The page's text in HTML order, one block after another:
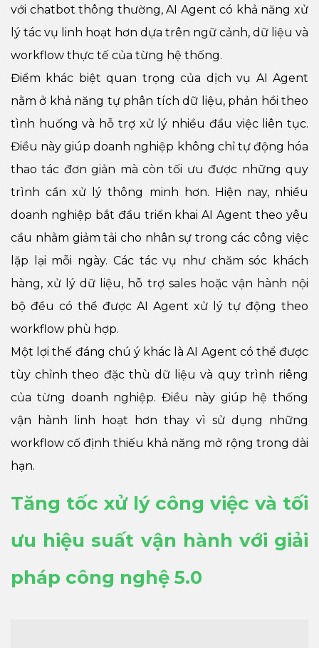
với chatbot thông thường, AI Agent có khả năng xử
lý tác vụ linh hoạt hơn dựa trên ngữ cảnh, dữ liệu và
workflow thực tế của từng hệ thống.
Điểm khác biệt quan trọng của dịch vụ AI Agent
nằm ở khả năng tự phân tích dữ liệu, phản hồi theo
tình huống và hỗ trợ xử lý nhiều đầu việc liên tục.
Điều này giúp doanh nghiệp không chỉ tự động hóa
thao tác đơn giản mà còn tối ưu được những quy
trình cần xử lý thông minh hơn. Hiện nay, nhiều
doanh nghiệp bắt đầu triển khai AI Agent theo yêu
cầu nhằm giảm tải cho nhân sự trong các công việc
lặp lại mỗi ngày. Các tác vụ như chăm sóc khách
hàng, xử lý dữ liệu, hỗ trợ sales hoặc vận hành nội
bộ đều có thể được AI Agent xử lý tự động theo
workflow phù hợp.
Một lợi thế đáng chú ý khác là AI Agent có thể được
tùy chỉnh theo đặc thù dữ liệu và quy trình riêng
của từng doanh nghiệp. Điều này giúp hệ thống
vận hành linh hoạt hơn thay vì sử dụng những
workflow cố định thiếu khả năng mở rộng trong dài
hạn.
Tăng tốc xử lý công việc và tối
ưu hiệu suất vận hành với giải
pháp công nghệ 5.0